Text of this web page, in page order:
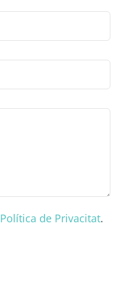
Política de Privacitat.